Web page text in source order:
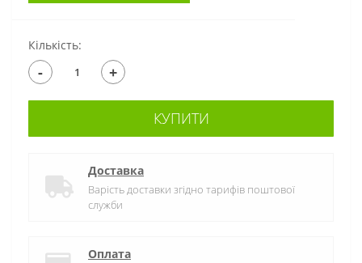
Кількість:
- +
КУПИТИ
Доставка
Варість доставки згідно тарифів поштової
служби
Оплата